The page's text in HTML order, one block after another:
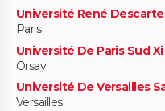
Université René
Paris
Université De Paris Sud Xi
Orsay
Université De Versailles
Versailles